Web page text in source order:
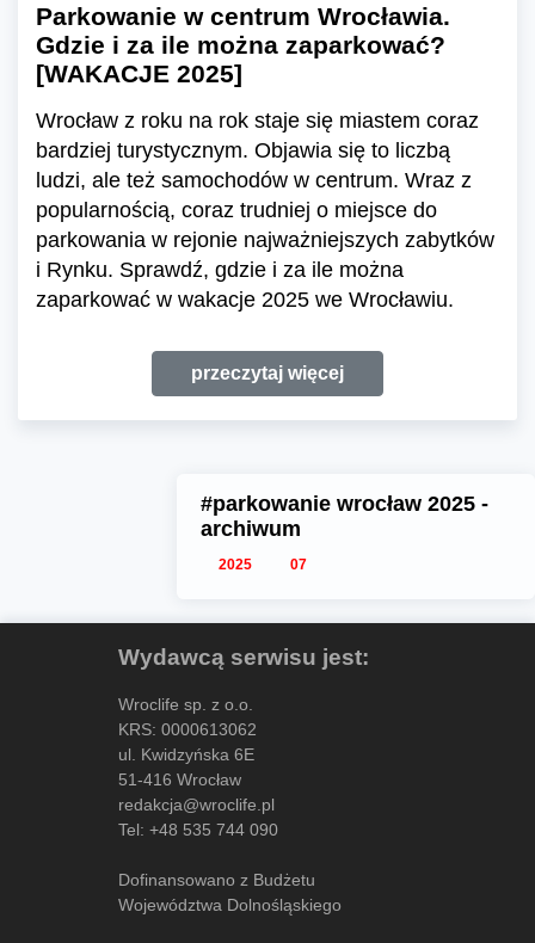
Parkowanie w centrum Wrocławia.
Gdzie i za ile można zaparkować?
[WAKACJE 2025]
Wrocław z roku na rok staje się miastem coraz
bardziej turystycznym. Objawia się to liczbą
ludzi, ale też samochodów w centrum. Wraz z
popularnością, coraz trudniej o miejsce do
parkowania w rejonie najważniejszych zabytków
i Rynku. Sprawdź, gdzie i za ile można
zaparkować w wakacje 2025 we Wrocławiu.
przeczytaj więcej
#parkowanie wrocław 2025 -
archiwum
2025 07
Wydawcą serwisu jest:
Wroclife sp. z o.o.
KRS: 0000613062
ul. Kwidzyńska 6E
51-416 Wrocław
redakcja@wroclife.pl
Tel: +48 535 744 090
Dofinansowano z Budżetu
Województwa Dolnośląskiego